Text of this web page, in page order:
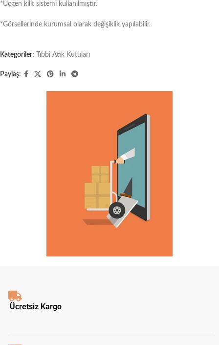
*Üçgen kilit sistemi kullanılmıştır.
*Görsellerinde kurumsal olarak değişiklik yapılabilir.
Kategoriler: Tıbbi Atık Kutuları
Paylaş:
Ücretsiz Kargo